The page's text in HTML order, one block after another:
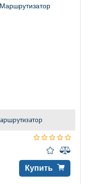
Купить